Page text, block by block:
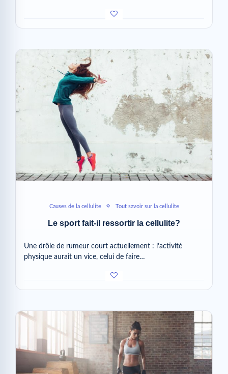
Causes de la cellulite Tout savoir sur la cellulite
Le sport fait-il ressortir la cellulite?
Une drôle de rumeur court actuellement : l’activité
physique aurait un vice, celui de faire…